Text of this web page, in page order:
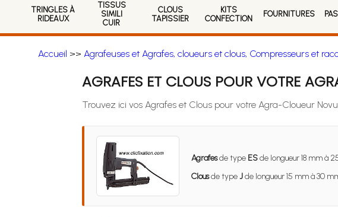
TRINGLES À
RIDEAUX
TISSUS
SIMILI
CUIR
CLOUS
TAPISSIER
KITS
CONFECTION
FOURNITURES
Accueil >> Agrafeuses et Agrafes, cloueurs et clous, Compresseurs et
AGRAFES ET CLOUS POUR VOTRE
Trouvez ici vos Agrafes et Clous pour votre Agra-Cloueur
Agrafesde type ESde longueur 18 mm à
Clousde typeJde longueur 15 mm à 30